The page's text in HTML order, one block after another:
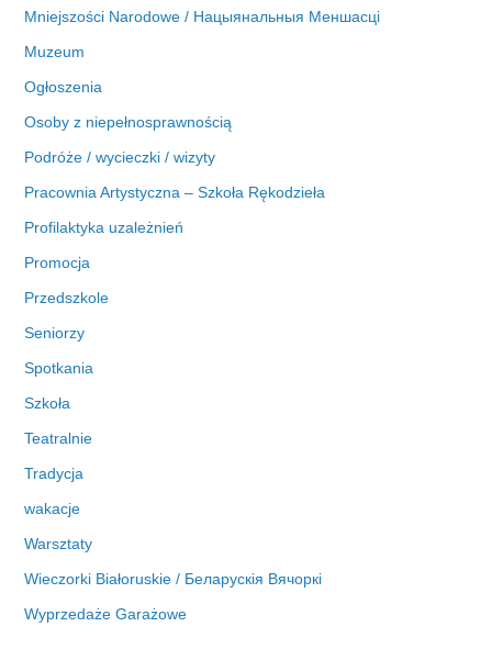
Mniejszości Narodowe / Нацыянальныя Меншасці
Muzeum
Ogłoszenia
Osoby z niepełnosprawnością
Podróże / wycieczki / wizyty
Pracownia Artystyczna – Szkoła Rękodzieła
Profilaktyka uzależnień
Promocja
Przedszkole
Seniorzy
Spotkania
Szkoła
Teatralnie
Tradycja
wakacje
Warsztaty
Wieczorki Białoruskie / Беларускія Вячоркі
Wyprzedaże Garażowe